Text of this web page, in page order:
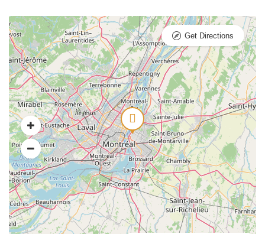
Get Directions